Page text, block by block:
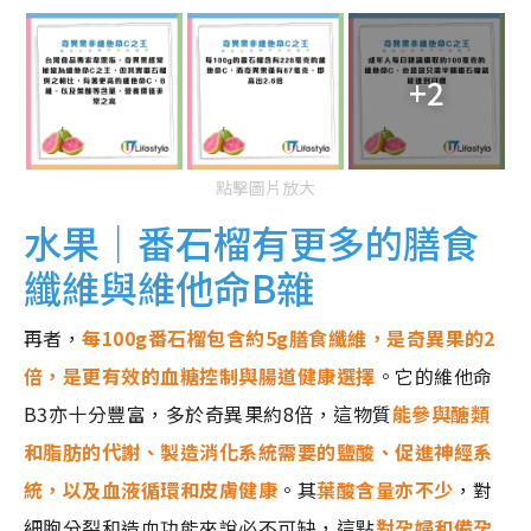
+2
點擊圖片放大
水果｜番石榴有更多的膳食
纖維與維他命B雜
再者，每100g番石榴包含約5g膳食纖維，是奇異果的2
倍，是更有效的血糖控制與腸道健康選擇 。它的維他命
B3亦十分豐富，多於奇異果約8倍，這物質能參與醣類
和脂肪的代謝、製造消化系統需要的鹽酸、促進神經系
統，以及血液循環和皮膚健康 。其葉酸含量亦不少 ，對